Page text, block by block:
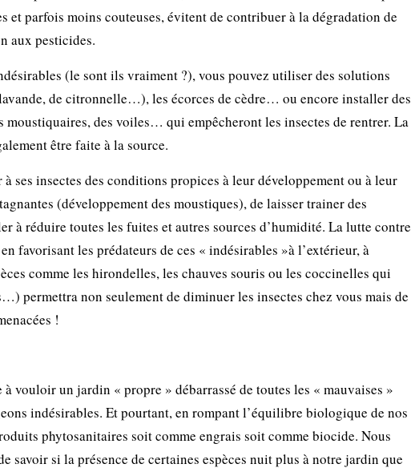
parfois moins couteuses, évitent de contribuer à la dégradation de
aux pesticides.
(le sont ils vraiment ?), vous pouvez utiliser des solutions
de citronnelle…), les écorces de cèdre… ou encore installer des
des voiles… qui empêcheront les insectes de rentrer. La
être faite à la source.
ses insectes des conditions propices à leur développement ou à leur
(développement des moustiques), de laisser trainer des
à réduire toutes les fuites et autres sources d’humidité. La lutte contre
favorisant les prédateurs de ces « indésirables »à l’extérieur, à
comme les hirondelles, les chauves souris ou les coccinelles qui
permettra non seulement de diminuer les insectes chez vous mais de
!
vouloir un jardin « propre » débarrassé de toutes les « mauvaises »
indésirables. Et pourtant, en rompant l’équilibre biologique de nos
phytosanitaires soit comme engrais soit comme biocide. Nous
savoir si la présence de certaines espèces nuit plus à notre jardin que